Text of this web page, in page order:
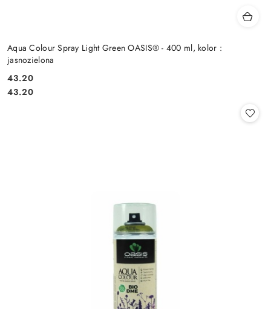
Aqua Colour Spray Light Green OASIS® - 400 ml, kolor :
jasnozielona
Cena:
43.20
Cena:
43.20